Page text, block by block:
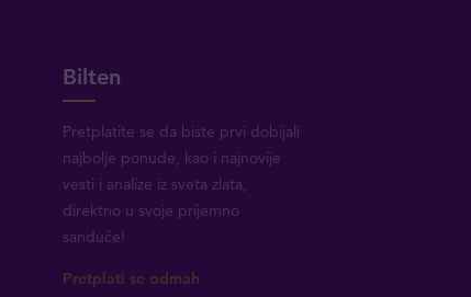
Bilten
Pretplatite se da biste prvi dobijali
najbolje ponude, kao i najnovije
vesti i analize iz sveta zlata,
direktno u svoje prijemno
sanduče!
Pretplati se odmah